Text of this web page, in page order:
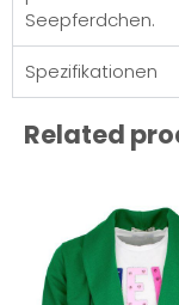
Seepferdchen.
Spezifikationen
Related